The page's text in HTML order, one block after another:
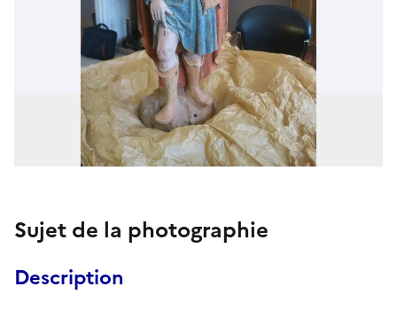
Sujet de la photographie
Description